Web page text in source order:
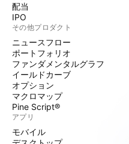
配当
IPO
その他プロダクト
ニュースフロー
ポートフォリオ
ファンダメンタルグラフ
イールドカーブ
オプション
マクロマップ
Pine Script®
アプリ
モバイル